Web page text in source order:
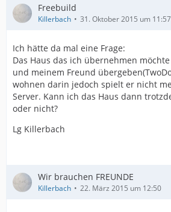
Freebuild
Killerbach 31. Oktober 2015 um 11:57
Ich hätte da mal eine Frage:
Das Haus das ich übernehmen
und meinem Freund
wohnen darin jedoch spielt er nicht
Server. Kann ich das Haus dann
oder nicht?
Lg Killerbach
Wir brauchen FREUNDE
Killerbach 22. März 2015 um 12:50